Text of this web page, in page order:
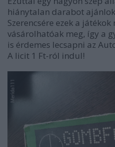
hiánytalan darabot
Szerencsére ezek a
vásárolhatóak meg, így a
is érdemes lecsapni az
A licit 1 Ft-ról indul!